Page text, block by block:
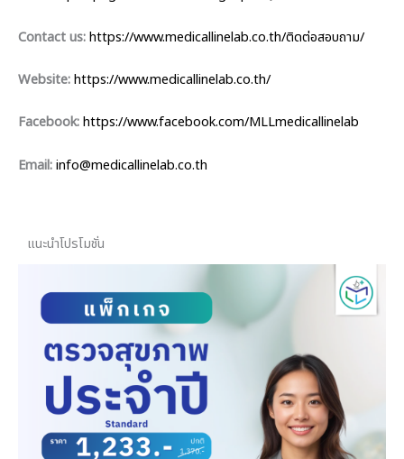
Contact us:https://www.medicallinelab.co.th/ติดต่อสอบถาม/
Website:https://www.medicallinelab.co.th/
Facebook:https://www.facebook.com/MLLmedicallinelab
Email:info@medicallinelab.co.th
แนะนำโปรโมชั่น